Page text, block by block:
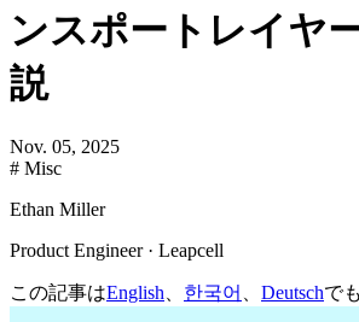
ンスポートレイヤ
説
Nov. 05, 2025
# Misc
Ethan Miller
Product Engineer · Leapcell
この記事はEnglish 한국어 Deutschで